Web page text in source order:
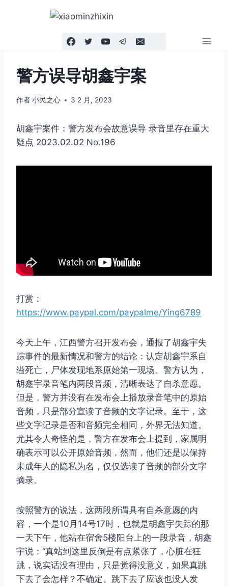
警方误导胡鑫宇案
作者小民之心 3 2 月, 2023
胡鑫宇案件：警方发布会故意误导 录音里存在重大
疑点 2023.02.02 No.196
打赏：
https://www.paypal.com/paypalme/Ying6789
今天上午，江西警方召开发布会，通报了胡鑫宇失
踪事件的最新情况和警方的结论：认定胡鑫宇系自
缢死亡，尸体发现地系原始第一现场。警方认为，
胡鑫宇录音笔内两段音频，清晰表达了自杀意愿。
但是，警方并没有在发布会上播放录音笔中的原始
音频，只是部分宣读了音频的文字记录。至于，这
些文字记录是否和音频完全相同，外界无法知道。
尤其令人奇怪的是，警方在发布会上提到，家属明
确表示可以公开原始音频，然而，他们还是以保持
未成年人的隐私为名，仅仅选读了音频的部分文字
摘录。
按照警方的说法，这两段所谓具有自杀意愿的内
容，一个是10月14号17时，也就是胡鑫宇失踪的那
一天下午，他站在宿舍5楼阳台上的一段录音，胡鑫
宇说：“真站到这里反倒是有点紧张了，心脏在狂
跳，说实话没有理由，只是觉得没意义，如果真跳
下去了会怎样？不确定。跳下去了应该也没人发